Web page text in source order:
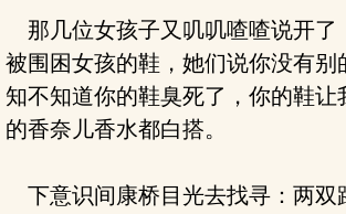
那几位女孩子又叽叽喳喳说开了
被围困女孩的鞋，她们说你没有别
知不知道你的鞋臭死了，你的鞋让
的香奈儿香水都白搭。
下意识间康桥目光去找寻：两双